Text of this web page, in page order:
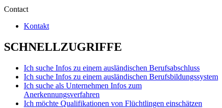
Contact
Kontakt
SCHNELLZUGRIFFE
Ich suche Infos zu einem ausländischen Berufsabschluss
Ich suche Infos zu einem ausländischen Berufsbildungssystem
Ich suche als Unternehmen Infos zum
Anerkennungsverfahren
Ich möchte Qualifikationen von Flüchtlingen einschätzen